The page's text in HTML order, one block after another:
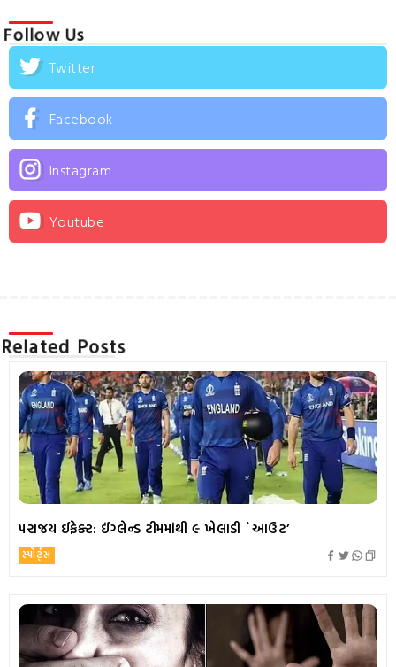
Follow Us
Twitter
Facebook
Instagram
Youtube
Posts
પરાજય ઈફેક્ટ: ઈંગ્લેન્ડ ટીમમાંથી ૯ ખેલાડી `આઉટ’
સ્પોર્ટ્સ